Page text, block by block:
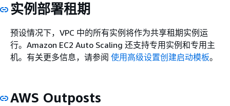
实例部署租期
预设情况下，VPC 中的所有实例将作为共享租期实例运
行。Amazon EC2 Auto Scaling 还支持专用实例和专用主
机。有关更多信息，请参阅 使用高级设置创建启动模板。
AWS Outposts